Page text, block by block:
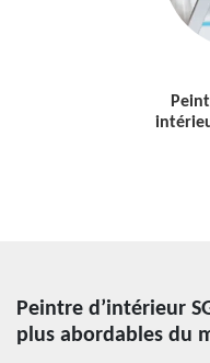
Peintre d’intérieur
plus abordables du